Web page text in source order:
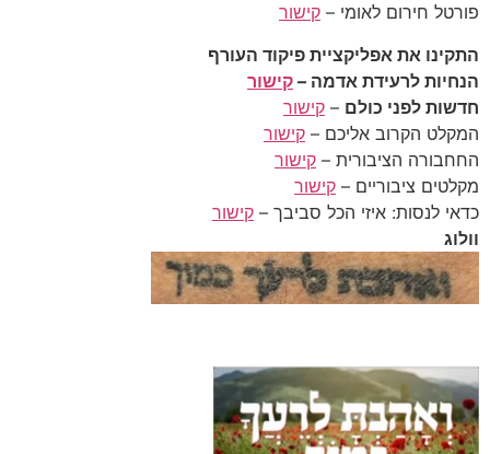
פורטל חירום לאומי – קישור
התקינו את אפליקציית פיקוד העורף
הנחיות לרעידת אדמה – קישור
חדשות לפני כולם – קישור
המקלט הקרוב אליכם – קישור
החחבורה הציבורית – קישור
מקלטים ציבוריים – קישור
כדאי לנסות: איזי הכל סביבך – קישור
וולוג